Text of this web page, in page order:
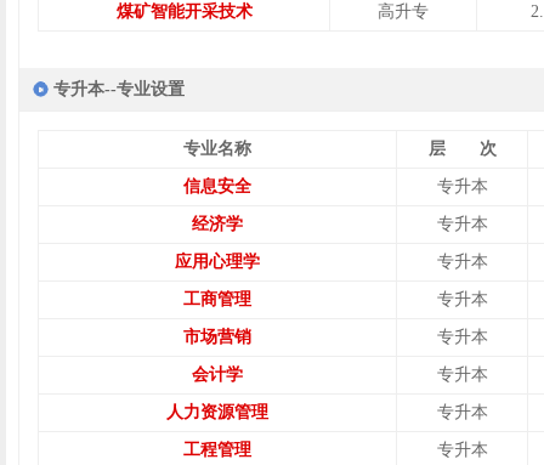
煤矿智能开采技术 高升专
专升本--专业设置
专业名称 层 次
信息安全 专升本
经济学 专升本
应用心理学 专升本
工商管理 专升本
市场营销 专升本
会计学 专升本
人力资源管理 专升本
工程管理 专升本